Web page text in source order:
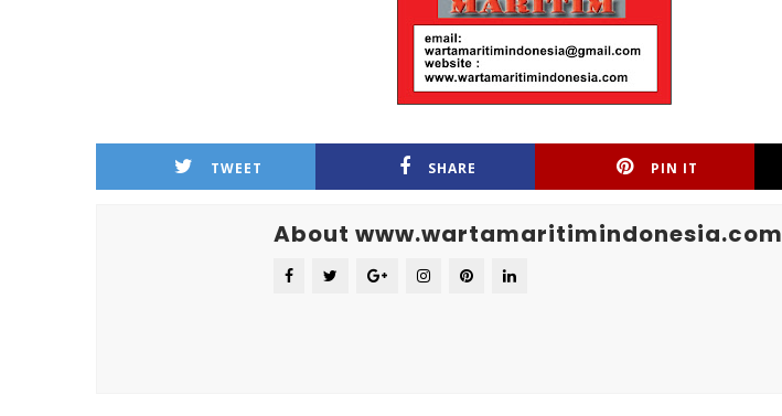
TWEET SHARE PIN IT
About www.wartamaritimindonesia.com